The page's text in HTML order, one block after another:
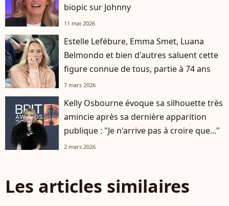
biopic sur Johnny
11 mai 2026
Estelle Lefébure, Emma Smet, Luana
Belmondo et bien d'autres saluent cette
figure connue de tous, partie à 74 ans
7 mars 2026
Kelly Osbourne évoque sa silhouette très
amincie après sa dernière apparition
publique : "Je n'arrive pas à croire que..."
2 mars 2026
Les articles similaires